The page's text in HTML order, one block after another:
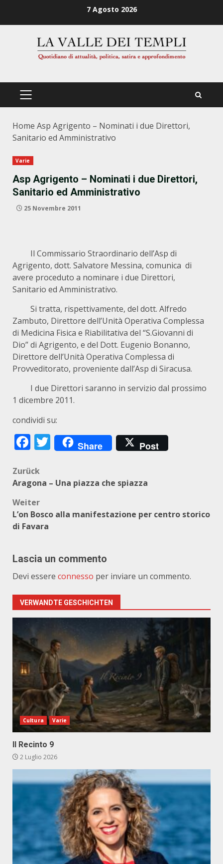
7 Agosto 2026
PRIMÄRES
Home Asp Agrigento – Nominati i due Direttori,
Sanitario ed Amministrativo
Varie
Asp Agrigento – Nominati i due Direttori,
Sanitario ed Amministrativo
25 Novembre 2011
Il Commissario Straordinario dell’Asp di
Agrigento, dott. Salvatore Messina, comunica di
avere proceduto a nominare i due Direttori,
Sanitario ed Amministrativo.
Si tratta, rispettivamente, del dott. Alfredo
Zambuto, Direttore dell’Unità Operativa Complessa
di Medicina Fisica e Riabilitativa del “S.Giovanni di
Dio” di Agrigento, e del Dott. Eugenio Bonanno,
Direttore dell’Unità Operativa Complessa di
Provveditorato, proveniente dall’Asp di Siracusa.
I due Direttori saranno in servizio dal prossimo
1 dicembre 2011.
condividi su:
Facebook
Twitter
Share Post
Beitragsnavigation
Zurück
Aragona – Una piazza che spiazza
Weiter
L’on Bosco alla manifestazione per centro storico
di Favara
Lascia un commento
Devi essere connesso per inviare un commento.
VERWANDTE GESCHICHTEN
Cultura Varie
Il Recinto 9
2 Luglio 2026